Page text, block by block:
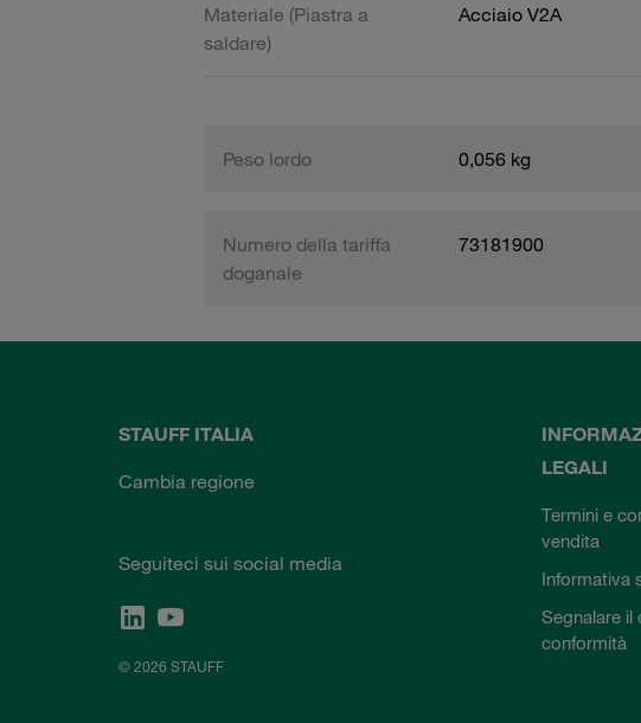
Materiale (Piastra a
saldare)
Acciaio V2A
Peso lordo 0,056 kg
Numero della tariffa
doganale
73181900
STAUFF ITALIA
Cambia regione
Seguiteci sui social media
© 2026 STAUFF
LEGALI
Termini e
vendita
Informativa
Segnalare il
conformità